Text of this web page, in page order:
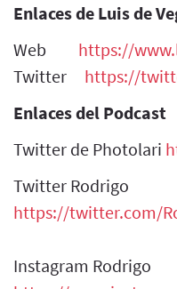
Enlaces de Luis de
Web https://
Twitter https://
Enlaces del Podcast
Twitter de Photolari
Twitter Rodrigo
https://twitter.com/
Instagram Rodrigo